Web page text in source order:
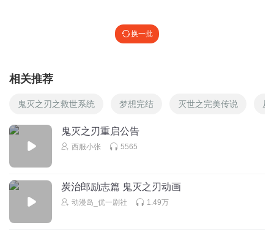
换一批
相关推荐
鬼灭之刃之救世系统 梦想完结 灭世之完美传说 从
鬼灭之刃重启公告
西服小张 5565
炭治郎励志篇 鬼灭之刃动画
动漫岛_优一剧社 1.49万